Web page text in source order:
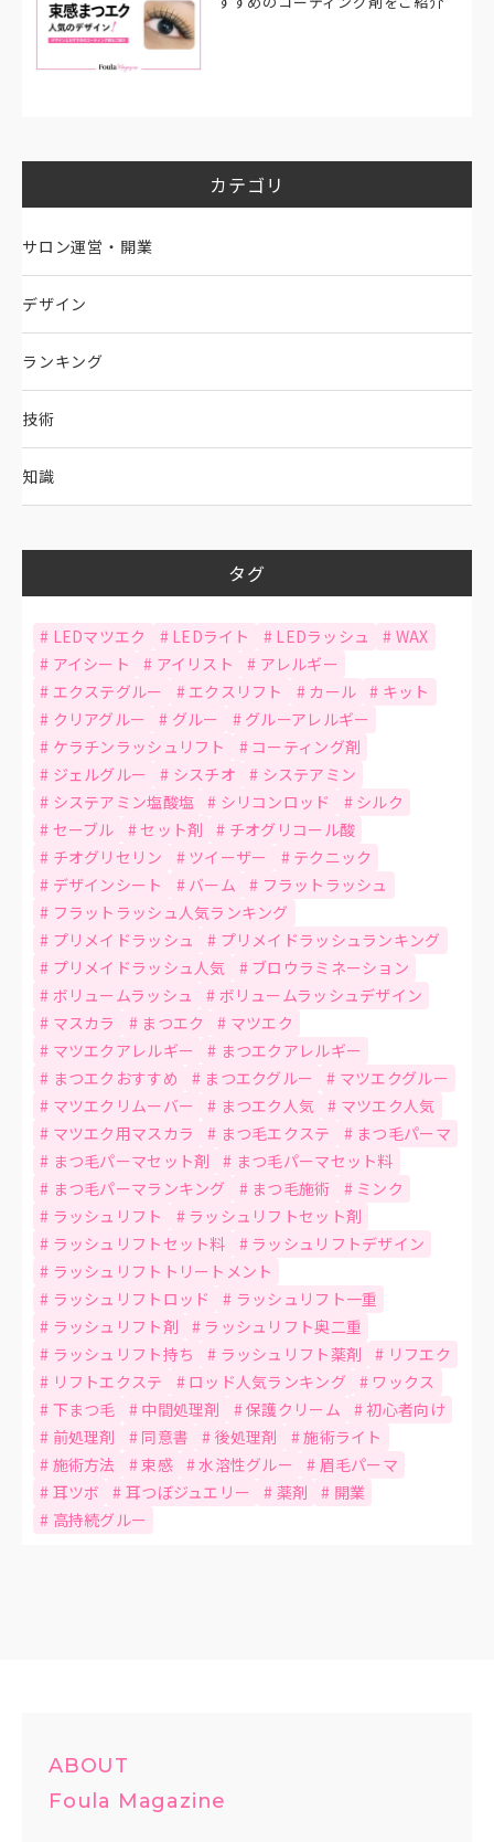
カテゴリ
サロン運営・開業
デザイン
ランキング
技術
知識
タグ
LEDマツエク LEDライト LEDラッシュ
WAX
アイシート
アイリスト
アレルギー
エクステグルー
エクスリフト カール
キット
クリアグルー
グルー
グルーアレルギー
ケラチンラッシュリフト
コーティング剤
ジェルグルー
シスチオ
システアミン
システアミン塩酸塩
シリコンロッド
シルク
セーブル
セット剤
チオグリコール酸
チオグリセリン
ツイーザー
テクニック
デザインシート
バーム
フラットラッシュ
フラットラッシュ人気ランキング
プリメイドラッシュ
プリメイドラッシュランキング
プリメイドラッシュ人気
ブロウラミネーション
ボリュームラッシュ
ボリュームラッシュデザイン
マスカラ
まつエク
マツエク
マツエクアレルギー
まつエクアレルギー
まつエクおすすめ
まつエクグルー
マツエクグルー
マツエクリムーバー
まつエク人気
マツエク人気
マツエク用マスカラ
まつ毛エクステ
まつ毛パーマ
まつ毛パーマセット剤
まつ毛パーマセット料
まつ毛パーマランキング
まつ毛施術
ミンク
ラッシュリフト
ラッシュリフトセット剤
ラッシュリフトセット料
ラッシュリフトデザイン
ラッシュリフトトリートメント
ラッシュリフトロッド
ラッシュリフト一重
ラッシュリフト剤
ラッシュリフト奥二重
ラッシュリフト持ち
ラッシュリフト薬剤
リフエク
リフトエクステ
ロッド人気ランキング
ワックス
下まつ毛
中間処理剤 保護クリーム
初心者向け
前処理剤
同意書 後処理剤
施術ライト
施術方法
束感 水溶性グルー
眉毛パーマ
耳ツボ
耳つぼジュエリー 薬剤
開業
高持続グルー
ABOUT
Foula Magazine